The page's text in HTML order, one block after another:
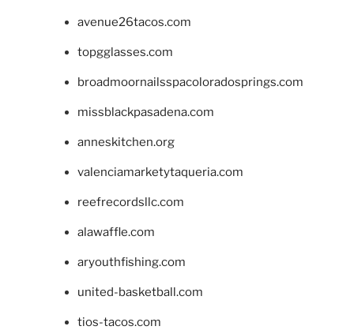
avenue26tacos.com
topgglasses.com
broadmoornailsspacoloradosprings.com
missblackpasadena.com
anneskitchen.org
valenciamarketytaqueria.com
reefrecordsllc.com
alawaffle.com
aryouthfishing.com
united-basketball.com
tios-tacos.com